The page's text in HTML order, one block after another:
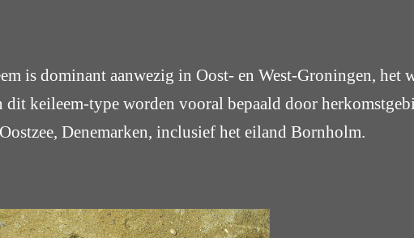
is dominant aanwezig in Oost- en West-Groningen, het
dit keileem-type worden vooral bepaald door
Denemarken, inclusief het eiland Bornholm.